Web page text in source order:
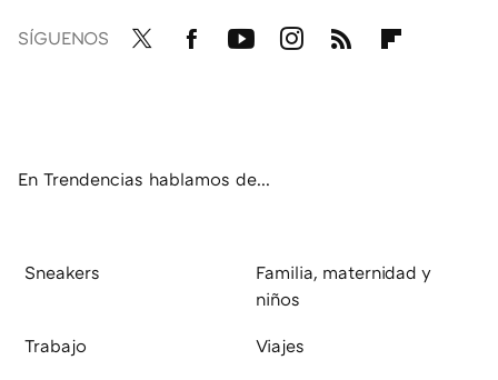
SÍGUENOS
En Trendencias hablamos de...
Sneakers
Familia, maternidad y
niños
Trabajo Viajes